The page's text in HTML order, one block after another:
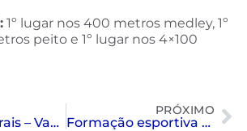
1º lugar nos 400 metros medley, 1º
peito e 1º lugar nos 4×100
Cursos culturais – Vagas para 2026
PRÓXIMO
Formação esportiva – Pré-inscrições para atividades em 2026